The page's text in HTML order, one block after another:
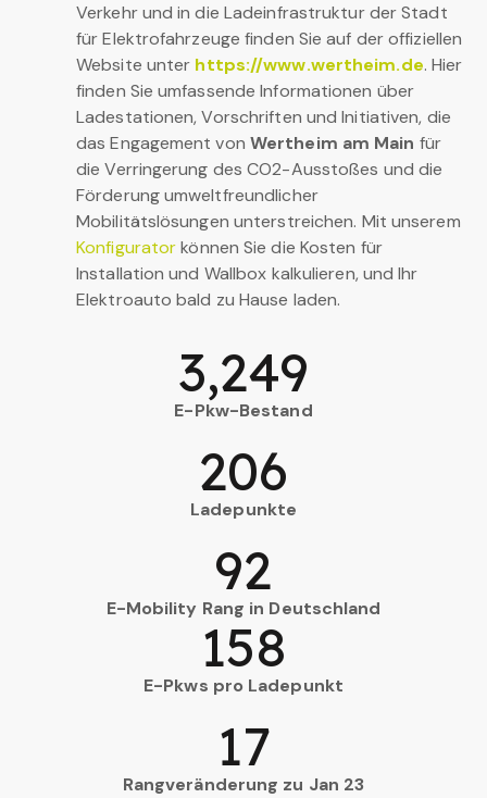
Verkehr und in die Ladeinfrastruktur der Stadt
für Elektrofahrzeuge finden Sie auf der offiziellen
Website unter https://www.wertheim.de. Hier
finden Sie umfassende Informationen über
Ladestationen, Vorschriften und Initiativen, die
das Engagement von Wertheim am Main für
die Verringerung des CO2-Ausstoßes und die
Förderung umweltfreundlicher
Mobilitätslösungen unterstreichen. Mit unserem
Konfiguratorkönnen Sie die Kosten für
Installation und Wallbox kalkulieren, und Ihr
Elektroauto bald zu Hause laden.
E-Pkw-Bestand
3,249
Ladepunkte
206
E-Mobility Rang in Deutschland
92
E-Pkws pro Ladepunkt
158
Rangveränderung zu Jan 23
17